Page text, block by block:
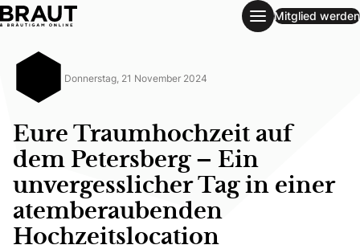
Eure Traumhochzeit auf dem Petersberg – Ein
Mitglied werden
Donnerstag, 21 November 2024
Eure Traumhochzeit auf
dem Petersberg – Ein
unvergesslicher Tag in einer
atemberaubenden
Hochzeitslocation